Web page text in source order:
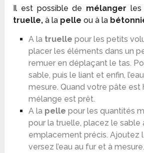
Il est possible de mélanger les
truelle, à la pelle ou à la
A la truelle pour les petits
placer les éléments dans un
remuer en déplaçant le tas.
sable, puis le liant et enfin,
mesure. Quand votre pâte est
mélange est prêt.
A la pelle pour les quantités
pour la truelle, placez le sable
emplacement précis. Ajoutez
versez l’eau au fur et à mesure.